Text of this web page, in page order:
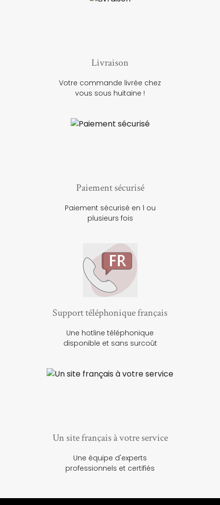
Livraison
Votre commande livrée chez
vous sous huitaine !
Paiement sécurisé
Paiement sécurisé en 1 ou
plusieurs fois
Support téléphonique français
Une hotline téléphonique
disponible et sans surcoût
Un site français à votre service
Une équipe d'experts
professionnels et certifiés